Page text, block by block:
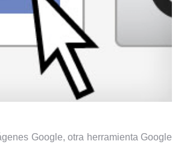
Google, otra herramienta Google